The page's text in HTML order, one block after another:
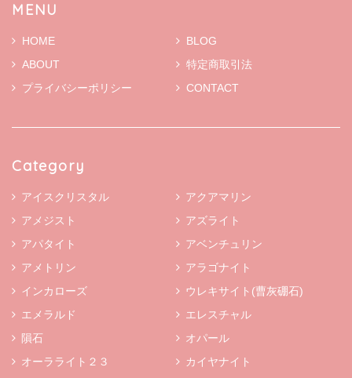
MENU
HOME
BLOG
ABOUT
特定商取引法
プライバシーポリシー
CONTACT
Category
アイスクリスタル
アクアマリン
アメジスト
アズライト
アパタイト
アベンチュリン
アメトリン
アラゴナイト
インカローズ
ウレキサイト(曹灰硼石)
エメラルド
エレスチャル
隕石
オパール
オーラライト２３
カイヤナイト